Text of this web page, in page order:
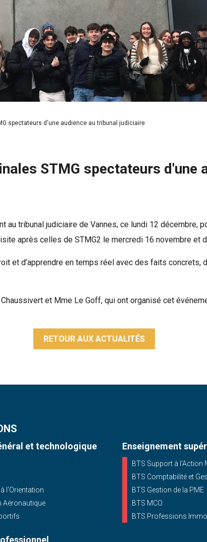
spectateurs d'une audience au tribunal judiciaire
STMG spectateurs d'une
tribunal judiciaire de Vannes, ce lundi 12 décembre,
après celles de STMG2 le mercredi 16 novembre et
et d’apprendre en temps réel avec des faits concrets,
et Mme Le Goff, qui ont organisé cet
RETOUR AUX ACTUALITÉS
et technologique
l'Orientation
Aéronautique
Enseignement
BTS Support à l’Action
BTS Comptabilité et
BTS Gestion de la PME
BTS MCO
BTS Professions